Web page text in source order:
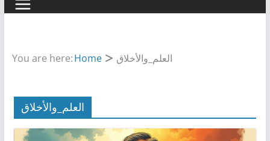
You are here:Home العلم_والأخلاق
العلم_والأخلاق